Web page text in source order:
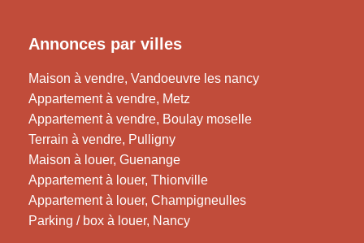
Annonces par villes
Maison à vendre, Vandoeuvre les nancy
Appartement à vendre, Metz
Appartement à vendre, Boulay moselle
Terrain à vendre, Pulligny
Maison à louer, Guenange
Appartement à louer, Thionville
Appartement à louer, Champigneulles
Parking / box à louer, Nancy